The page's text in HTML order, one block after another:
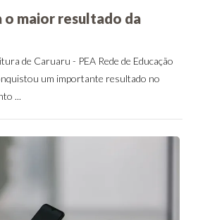
o maior resultado da
de Caruaru - PEA Rede de Educação
um importante resultado no
...